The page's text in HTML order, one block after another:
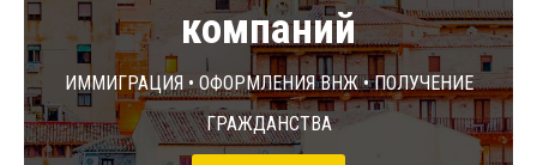
компаний
Иммиграция • Оформления ВНЖ • Получение
гражданства